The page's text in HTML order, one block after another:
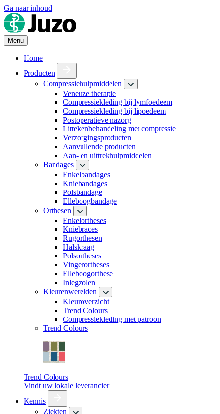
Ga naar inhoud
Menu
Home
Producten
Compressiehulpmiddelen
Veneuze therapie
Compressiekleding bij lymfoedeem
Compressiekleding bij lipoedeem
Postoperatieve nazorg
Littekenbehandeling met compressie
Verzorgingsproducten
Aanvullende producten
Aan- en uittrekhulpmiddelen
Bandages
Enkelbandages
Kniebandages
Polsbandage
Elleboogbandage
Orthesen
Enkelortheses
Kniebraces
Rugorthesen
Halskraag
Polsortheses
Vingerortheses
Elleboogorthese
Inlegzolen
Kleurenwerelden
Kleuroverzicht
Trend Colours
Compressiekleding met patroon
Trend Colours
Trend Colours
Vindt uw lokale leverancier
Kennis
Ziekten